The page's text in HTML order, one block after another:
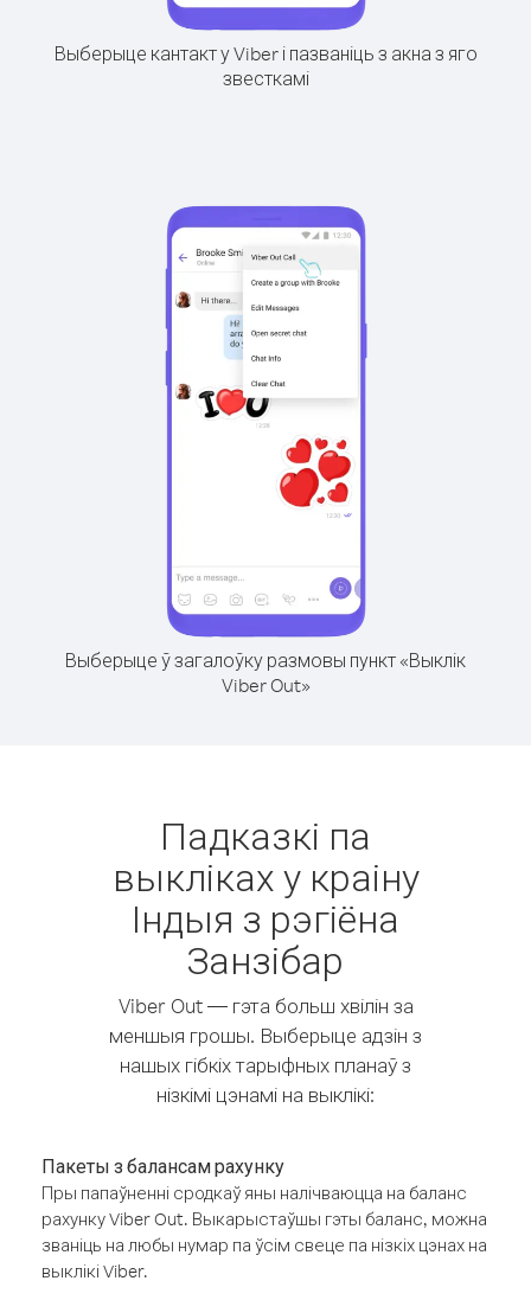
Выберыце кантакт у Viber і пазваніць з акна з яго
звесткамі
Выберыце ў загалоўку размовы пункт «Выклік
Viber Out»
Падказкі па
выкліках у краіну
Індыя з рэгіёна
Занзібар
Viber Out — гэта больш хвілін за
меншыя грошы. Выберыце адзін з
нашых гібкіх тарыфных планаў з
нізкімі цэнамі на выклікі:
Пакеты з балансам рахунку
Пры папаўненні сродкаў яны налічваюцца на баланс
рахунку Viber Out. Выкарыстаўшы гэты баланс, можна
званіць на любы нумар па ўсім свеце па нізкіх цэнах на
выклікі Viber.